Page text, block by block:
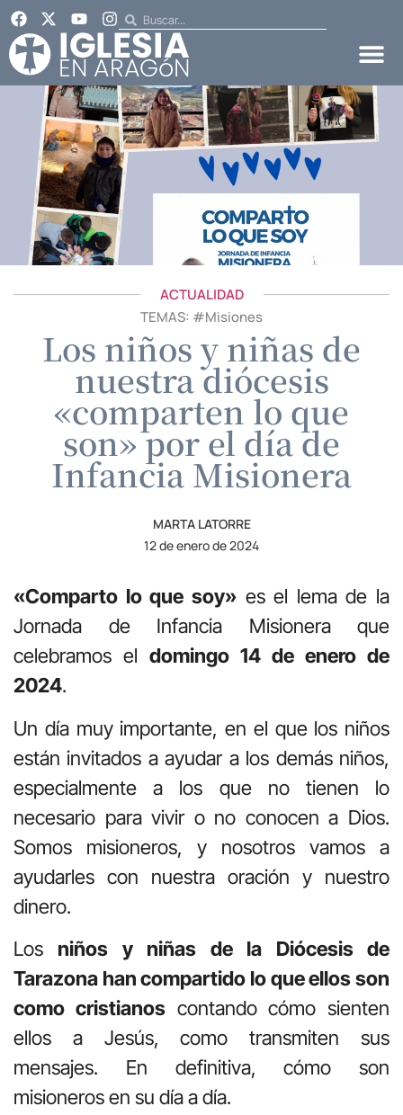
ACTUALIDAD
TEMAS: #Misiones
Los niños y niñas de
nuestra diócesis
«comparten lo que
son» por el día de
Infancia Misionera
MARTA LATORRE
12 de enero de 2024
«Comparto lo que soy»es el lema de la
Jornada de Infancia Misionera que
celebramos el domingo 14 de enero de
2024.
Un día muy importante, en el que los niños
están invitados a ayudar a los demás niños,
especialmente a los que no tienen lo
necesario para vivir o no conocen a Dios.
Somos misioneros, y nosotros vamos a
ayudarles con nuestra oración y nuestro
dinero.
Los niños y niñas de la Diócesis de
Tarazona han compartido lo que ellos son
como cristianos contando cómo sienten
ellos a Jesús, como transmiten sus
mensajes. En definitiva, cómo son
misioneros en su día a día.